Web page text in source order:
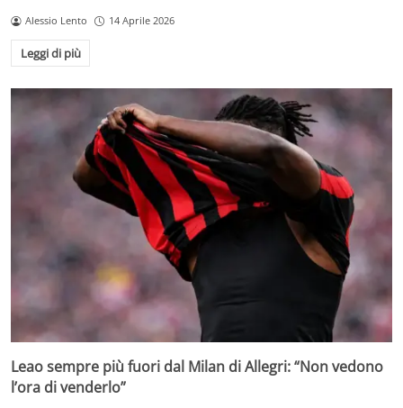
Alessio Lento 14 Aprile 2026
Leggi di più
Leao sempre più fuori dal Milan di Allegri: “Non vedono
l’ora di venderlo”